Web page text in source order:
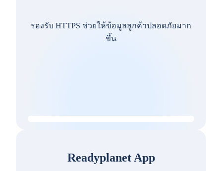
รองรับ HTTPS ช่วยให้ข้อมูลลูกค้าปลอดภัยมาก
ขึ้น
Readyplanet App